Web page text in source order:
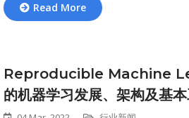
Read More
Reproducible Machine
的机器学习发展、架构及基